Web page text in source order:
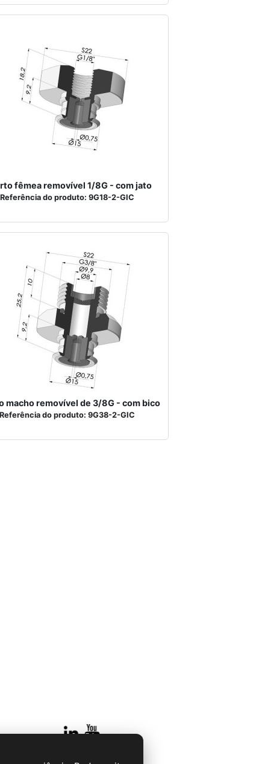
fêmea removível 1/8G - com jato
Referência do produto: 9G18-2-GIC
macho removível de 3/8G - com bico
Referência do produto: 9G38-2-GIC